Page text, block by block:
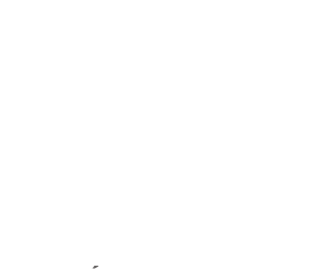
CAFÉ #5ENE